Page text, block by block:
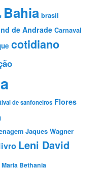
Bahia brasil
de Andrade Carnaval
cotidiano
de sanfoneiros Flores
Jaques Wagner
Leni David
Maria Bethania